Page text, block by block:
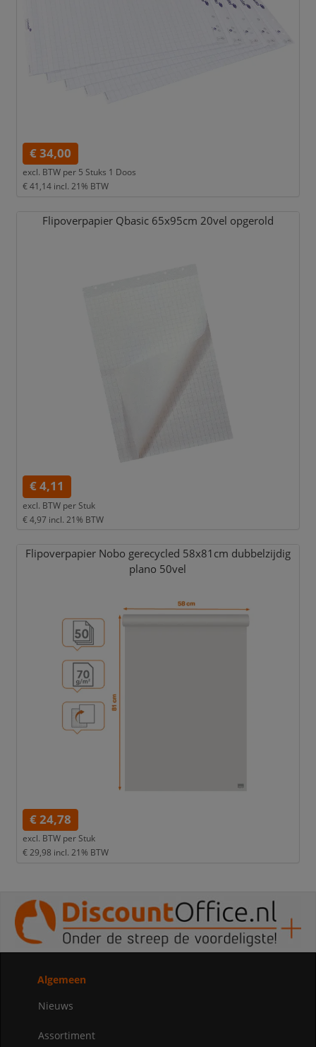
€ 34,00
excl. BTW per 5 Stuks 1 Doos
€ 41,14 incl. 21% BTW
Flipoverpapier Qbasic 65x95cm 20vel opgerold
€ 4,11
excl. BTW per Stuk
€ 4,97 incl. 21% BTW
Flipoverpapier Nobo gerecycled 58x81cm dubbelzijdig
plano 50vel
€ 24,78
excl. BTW per Stuk
€ 29,98 incl. 21% BTW
Algemeen
Nieuws
Assortiment